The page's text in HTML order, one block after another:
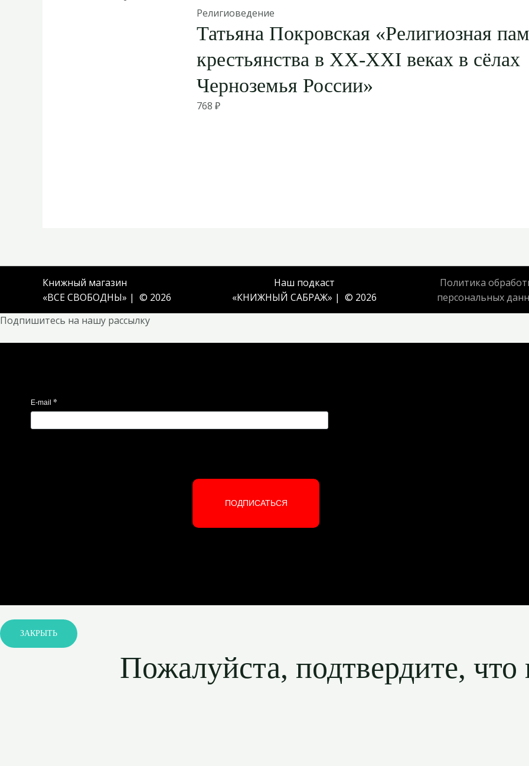
Религиоведение
Татьяна Покровская «Религиозная
крестьянства в XX-XXI веках в сёлах
Черноземья России»
768₽
Книжный магазин
«ВСЕ СВОБОДНЫ» | © 2026
Наш подкаст
«КНИЖНЫЙ САБРАЖ» | © 2026
Политика
персональных
Подпишитесь на нашу рассылку
E-mail *
ПОДПИСАТЬСЯ
ЗАКРЫТЬ
Пожалуйста, подтвердите, что